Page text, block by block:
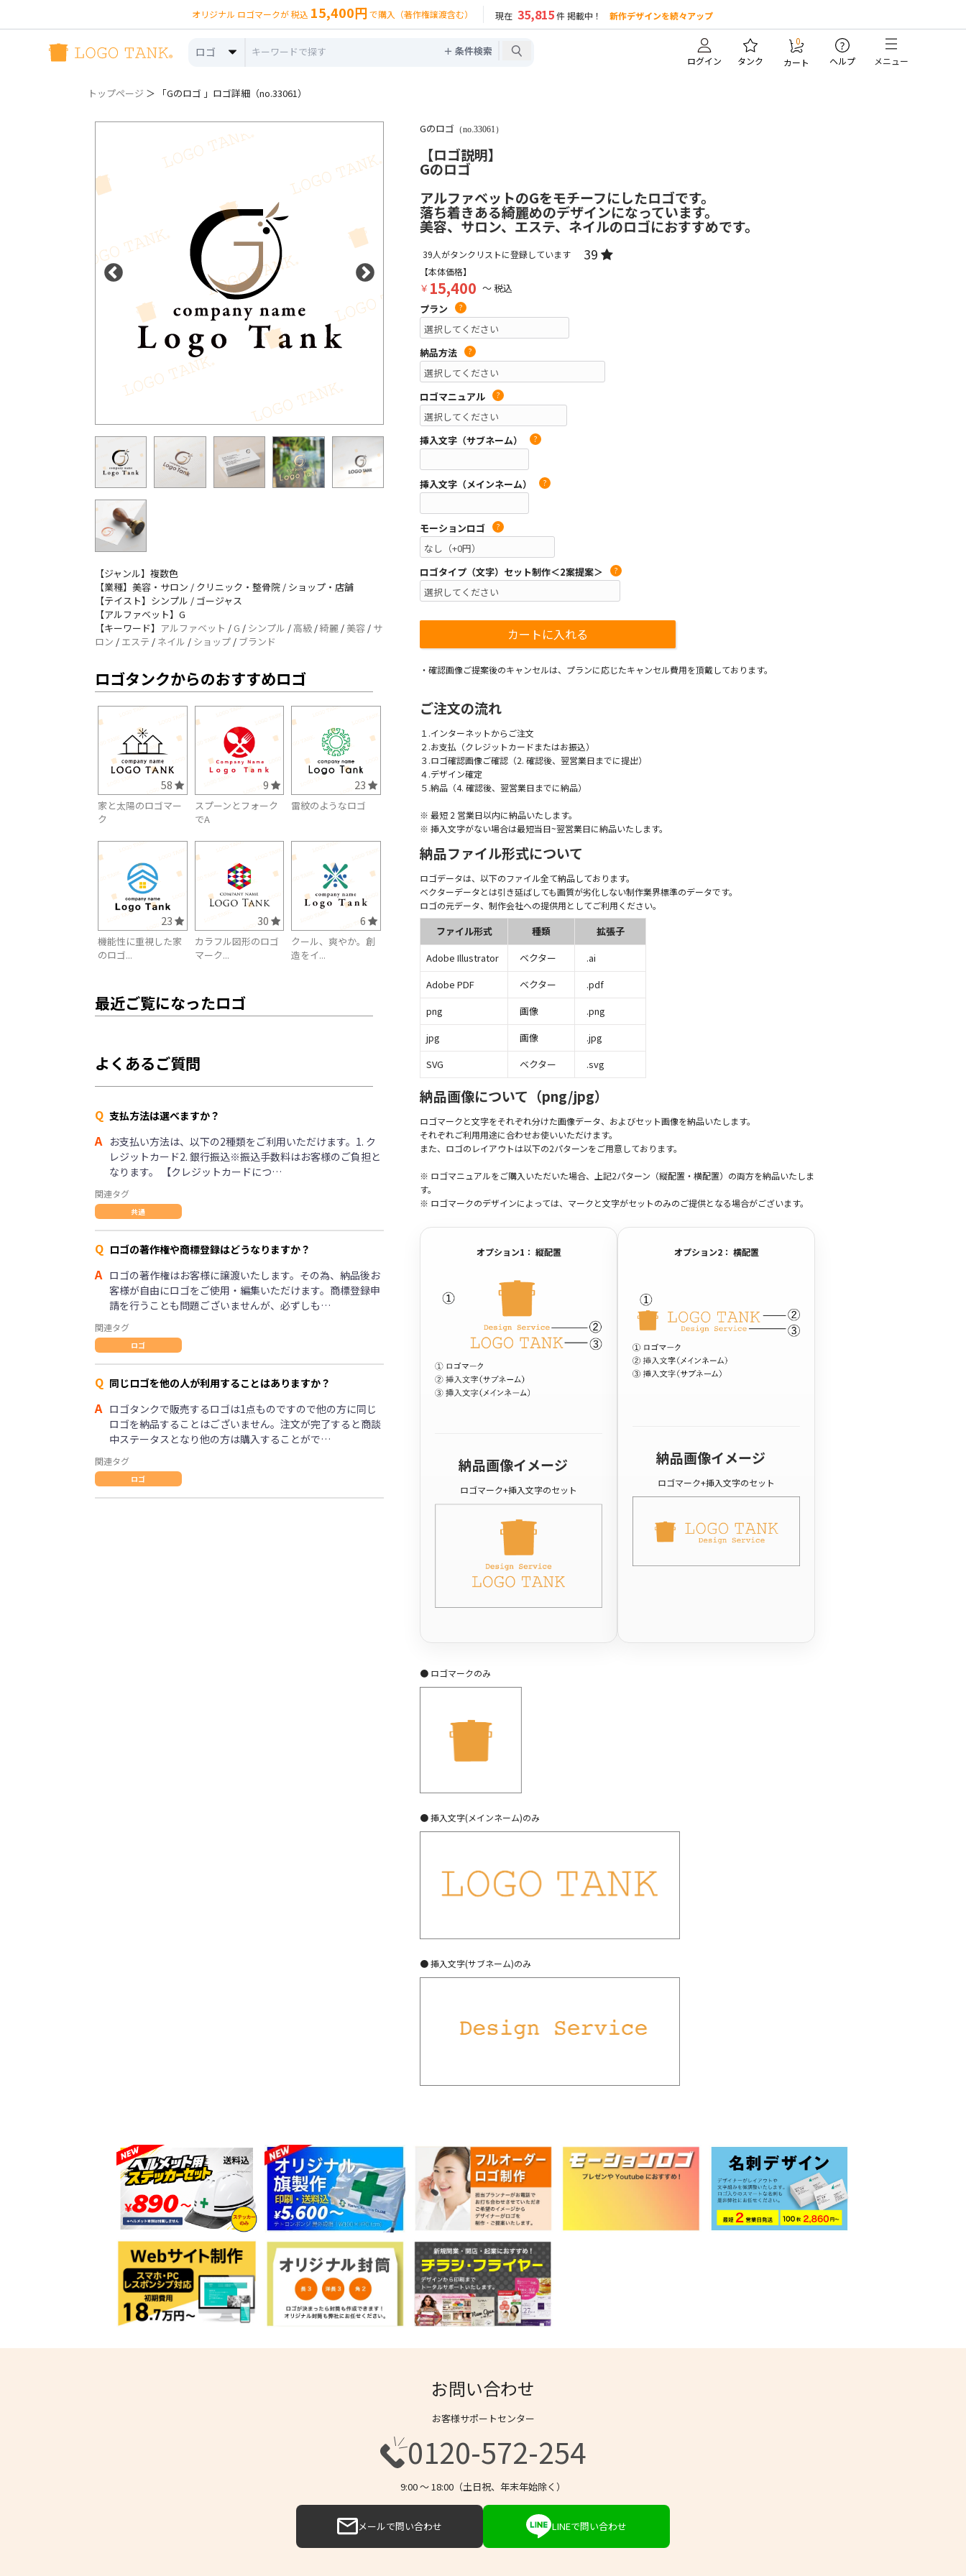
オリジナル ロゴマークが 税込 15,400円 で購入（著作権譲渡含む） 現在 35,815件 掲載中！ 新作デザインを続々アップ
ロゴ ＋ 条件検索
ログイン タンク
0
カート
?
ヘルプ メニュー
トップページ ＞ 「Gのロゴ 」ロゴ詳細（no.33061）
【ジャンル】複数色
【業種】美容・サロン / クリニック・整骨院 / ショップ・店舗
【テイスト】シンプル / ゴージャス
【アルファベット】G
【キーワード】 アルファベット / G / シンプル / 高級 /綺麗 /美容 / サ
ロン / エステ / ネイル / ショップ / ブランド
ロゴタンクからのおすすめロゴ
58
家と太陽のロゴマー
ク
9
スプーンとフォーク
でA
23
雷紋のようなロゴ
23
機能性に重視した家
のロゴ...
30
カラフル図形のロゴ
マーク...
6
クール、爽やか。創
造をイ...
最近ご覧になったロゴ
よくあるご質問
Q 支払方法は選べますか？
A お支払い方法は、以下の2種類をご利用いただけます。1. ク
レジットカード2. 銀行振込※振込手数料はお客様のご負担と
なります。 【クレジットカードにつ…
関連タグ
共通
Q ロゴの著作権や商標登録はどうなりますか？
A ロゴの著作権はお客様に譲渡いたします。その為、納品後お
客様が自由にロゴをご使用・編集いただけます。商標登録申
請を行うことも問題ございませんが、必ずしも…
関連タグ
ロゴ
Q 同じロゴを他の人が利用することはありますか？
A ロゴタンクで販売するロゴは1点ものですので他の方に同じ
ロゴを納品することはございません。注文が完了すると商談
中ステータスとなり他の方は購入することがで…
関連タグ
ロゴ
Gのロゴ （no.33061）
【ロゴ説明】
Gのロゴ
アルファベットのGをモチーフにしたロゴです。
落ち着きある綺麗めのデザインになっています。
美容、サロン、エステ、ネイルのロゴにおすすめです。
39人がタンクリストに登録しています 39
【本体価格】
￥ 15,400 ～ 税込
プラン
?
納品方法 ?
ロゴマニュアル ?
挿入文字（サブネーム） ?
挿入文字（メインネーム） ?
モーションロゴ ?
ロゴタイプ（文字）セット制作＜2案提案＞ ?
・確認画像ご提案後のキャンセルは、プランに応じたキャンセル費用を頂戴しております。
ご注文の流れ
１.インターネットからご注文
２.お支払（クレジットカードまたはお振込）
３.ロゴ確認画像ご確認（2. 確認後、翌営業日までに提出）
４.デザイン確定
５.納品（4. 確認後、翌営業日までに納品）
※ 最短 2 営業日以内に納品いたします。
※ 挿入文字がない場合は最短当日~翌営業日に納品いたします。
納品ファイル形式について
ロゴデータは、以下のファイル全て納品しております。
ベクターデータとは引き延ばしても画質が劣化しない制作業界標準のデータです。
ロゴの元データ、制作会社への提供用としてご利用ください。
ファイル形式 種類
拡張子
Adobe Illustrator
ベクター
.ai
Adobe PDF
ベクター
.pdf
png
画像
.png
jpg
画像
.jpg
SVG
ベクター .svg
納品画像について（png/jpg）
ロゴマークと文字をそれぞれ分けた画像データ、およびセット画像を納品いたします。
それぞれご利用用途に合わせお使いいただけます。
また、ロゴのレイアウトは以下の2パターンをご用意しております。
※ ロゴマニュアルをご購入いただいた場合、上記2パターン（縦配置・横配置）の両方を納品いたしま
す。
※ ロゴマークのデザインによっては、マークと文字がセットのみのご提供となる場合がございます。
オプション1： 縦配置
納品画像イメージ
ロゴマーク+挿入文字のセット
オプション2： 横配置
納品画像イメージ
ロゴマーク+挿入文字のセット
● ロゴマークのみ
● 挿入文字(メインネーム)のみ
● 挿入文字(サブネーム)のみ
お問い合わせ
お客様サポートセンター
0120-572-254
9:00 〜 18:00（土日祝、年末年始除く）
メールで問い合わせ LINEで問い合わせ